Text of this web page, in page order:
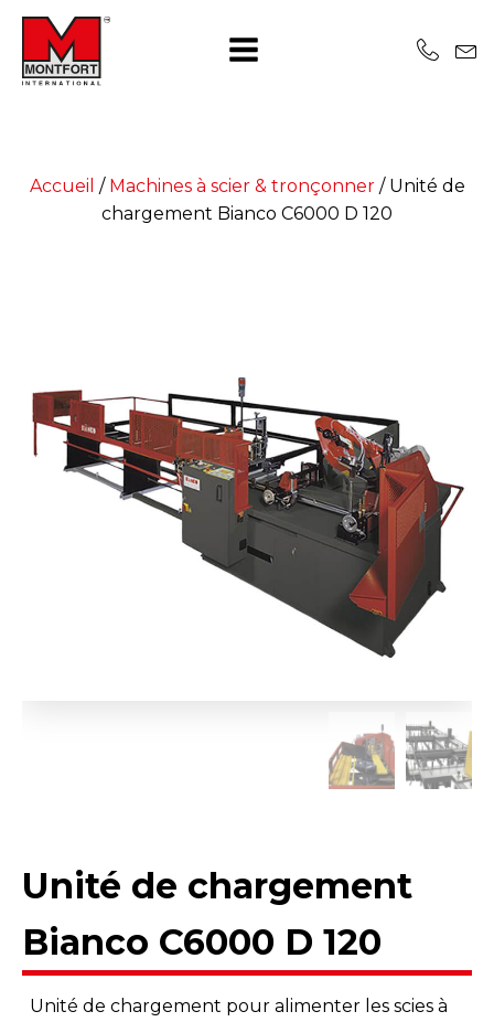
Accueil / Machines à scier & tronçonner/ Unité de
chargement Bianco C6000 D 120
Unité de chargement
Bianco C6000 D 120
Unité de chargement pour alimenter les scies à